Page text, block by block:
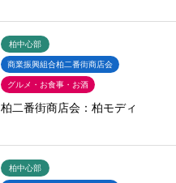
柏中心部
商業振興組合柏二番街商店会
グルメ・お食事・お酒
柏二番街商店会：柏モディ
柏中心部